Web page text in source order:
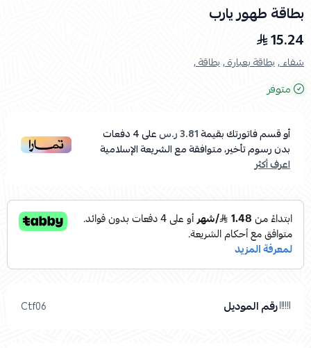
بطاقة طهور يارب
15.24
شفاء ,بطاقة بعبارة ,بطاقة ,
متوفر
أو قسم فاتورتك بقيمة3.81 ر.س على4دفعات
بدون رسوم تأخير، متوافقة مع الشريعة الإسلامية
اعرف أكثر
رقم الموديل Ctf06